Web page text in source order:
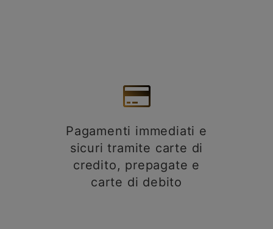
Pagamenti immediati e
sicuri tramite carte di
credito, prepagate e
carte di debito